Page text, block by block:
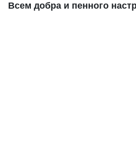
Всем добра и пенного